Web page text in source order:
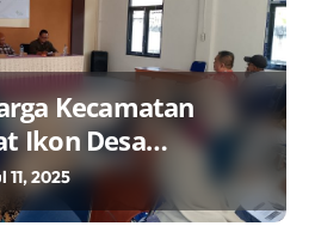
Kecamatan
Ikon Desa
Lokal Melalui
11, 2025